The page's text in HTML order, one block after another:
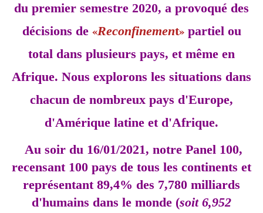
du premier semestre 2020, a provoqué des
décisions de «Reconfinement»partiel ou
total dans plusieurs pays, et même en
Afrique. Nous explorons les situations dans
chacun de nombreux pays d'Europe,
d'Amérique latine et d'Afrique.
Au soir du 16/01/2021, notre Panel 100,
recensant 100 pays de tous les continents et
représentant 89,4% des 7,780 milliards
d'humains dans le monde (soit 6,952